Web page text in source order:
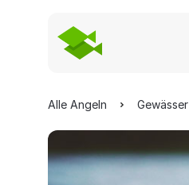
Alle Angeln Gewässer